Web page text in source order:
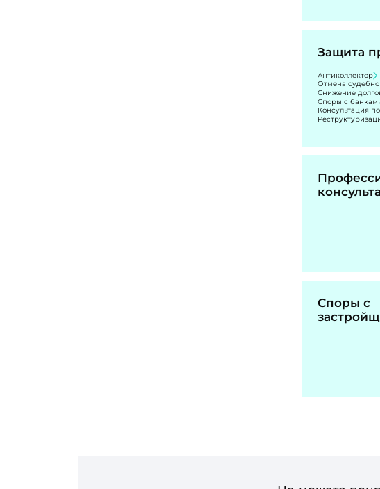
Защита
Антиколлектор
Отмена
Снижение
Споры с
Консультация
Споры с